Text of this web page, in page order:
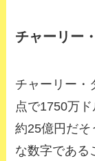
チャーリー
チャーリー・
点で1750万ド
約25億円だそ
な数字である